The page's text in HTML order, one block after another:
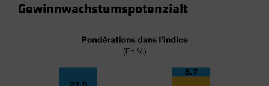
Gewinnwachstumspotenzialt